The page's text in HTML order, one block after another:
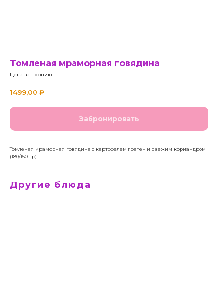
Томленая мраморная говядина
Цена за порцию
1499,00 ₽
Забронировать
Томленая мраморная говядина с картофелем гратен и свежим кориандром
(180/150 гр)
Другие блюда